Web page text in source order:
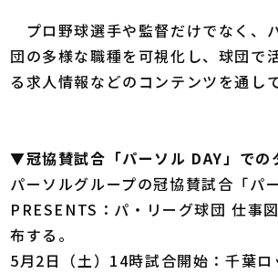
プロ野球選手や監督だけでなく、
団の多様な職種を可視化し、球団で
る求人情報などのコンテンツを通し
▼冠協賛試合「パーソル DAY」で
パーソルグループの冠協賛試合「パ
PRESENTS：パ・リーグ球団 仕事
布する。
5月2日（土）14時試合開始：千葉ロ